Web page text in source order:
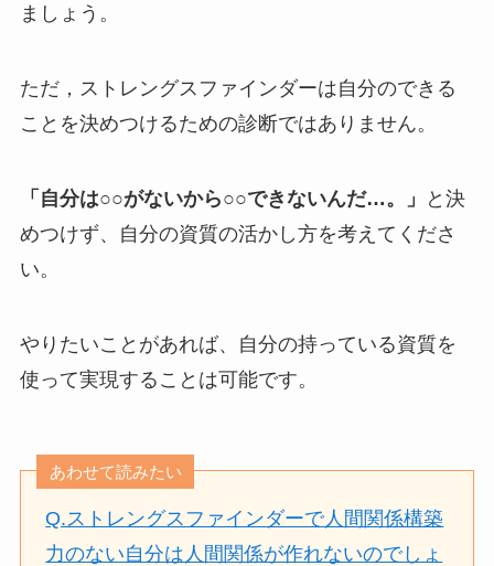
ましょう。
ただ，ストレングスファインダーは自分のできる
ことを決めつけるための診断ではありません。
「自分は○○がないから○○できないんだ…。」
と決
めつけず、自分の資質の活かし方を考えてくださ
い。
やりたいことがあれば、自分の持っている資質を
使って実現することは可能です。
あわせて読みたい
Q.ストレングスファインダーで人間関係構築
力のない自分は人間関係が作れないのでしょ